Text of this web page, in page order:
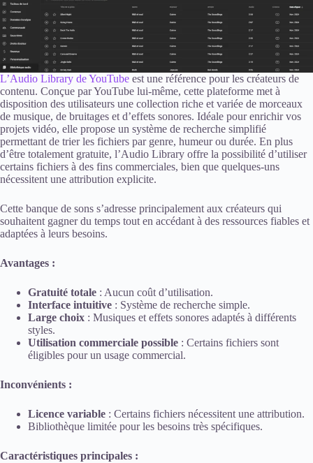
L’Audio Library de YouTube est une référence pour les créateurs de
contenu. Conçue par YouTube lui-même, cette plateforme met à
disposition des utilisateurs une collection riche et variée de morceaux
de musique, de bruitages et d’effets sonores. Idéale pour enrichir vos
projets vidéo, elle propose un système de recherche simplifié
permettant de trier les fichiers par genre, humeur ou durée. En plus
d’être totalement gratuite, l’Audio Library offre la possibilité d’utiliser
certains fichiers à des fins commerciales, bien que quelques-uns
nécessitent une attribution explicite.
Cette banque de sons s’adresse principalement aux créateurs qui
souhaitent gagner du temps tout en accédant à des ressources fiables et
adaptées à leurs besoins.
Avantages :
Gratuité totale : Aucun coût d’utilisation.
Interface intuitive : Système de recherche simple.
Large choix : Musiques et effets sonores adaptés à différents
styles.
Utilisation commerciale possible : Certains fichiers sont
éligibles pour un usage commercial.
Inconvénients :
Licence variable : Certains fichiers nécessitent une attribution.
Bibliothèque limitée pour les besoins très spécifiques.
Caractéristiques principales :